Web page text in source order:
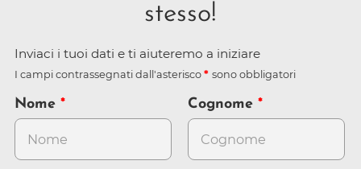
stesso!
Inviaci i tuoi dati e ti aiuteremo a iniziare
I campi contrassegnati dall'asterisco sono obbligatori
Nome Cognome